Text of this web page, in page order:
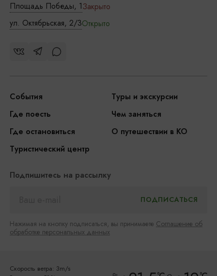
Площадь Победы, 1Закрыто
ул. Октябрьская, 2/3Открыто
События
Туры и экскурсии
Где поесть
Чем заняться
Где остановиться
О путешествии в КО
Туристический центр
Подпишитесь на рассылку
Нажимая на кнопку подписаться, вы принимаете Соглашение об
обработке персональных данных
Скорость ветра: 3m/s